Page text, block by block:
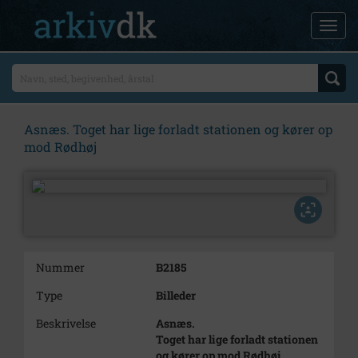
Asnæs. Toget har lige forladt stationen og kører op
mod Rødhøj
Nummer
B2185
Type
Billeder
Beskrivelse
Asnæs.
Toget har lige forladt stationen